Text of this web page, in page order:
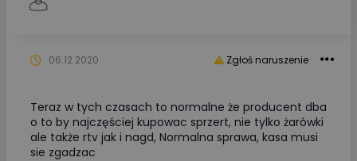
Zgłoś naruszenie
06.12.2020
Teraz w tych czasach to normalne że producent dba
o to by najczęściej kupowac sprzert, nie tylko żarówki
ale także rtv jak i nagd, Normalna sprawa, kasa musi
sie zgadzac